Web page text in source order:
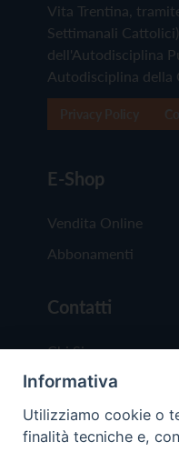
Vita Trentina,
Settimanali
dell'Autodisciplina
Autodisciplina della
E-Shop
Vendita Online
Abbonamenti
Contatti
Chi Siamo
Redazione
Scrivici
Informativa
Utilizziamo cookie o
finalità tecniche e,